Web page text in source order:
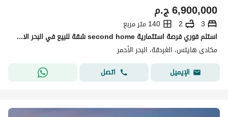
ج.م6,900,000
3
2
140 متر مربع
استلم فوري فرصة استثمارية second home شقة للبيع في البحر الاحمر في مكادي هايتس 140متر+ حديقة تشطيب كامل علي البحر واللاجون Makadi Hights بجوار الجونه
مكادى هايتس، الغردقة، البحر الأحمر
الإيميل
اتصل